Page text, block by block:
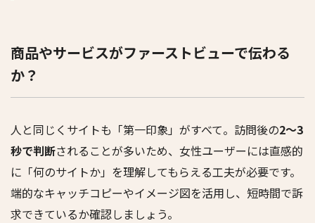
商品やサービスがファーストビューで伝わる
か？
人と同じくサイトも「第一印象」がすべて。訪問後の2～3
秒で判断されることが多いため、女性ユーザーには直感的
に「何のサイトか」を理解してもらえる工夫が必要です。
端的なキャッチコピーやイメージ図を活用し、短時間で訴
求できているか確認しましょう。